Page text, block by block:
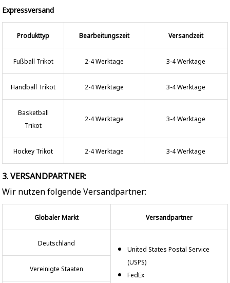
Expressversand
Produkttyp Bearbeitungszeit Versandzeit
Fußball Trikot 2-4 Werktage 3-4 Werktage
Handball Trikot 2-4 Werktage 3-4 Werktage
Basketball
Trikot
2-4 Werktage 3-4 Werktage
Hockey Trikot 2-4 Werktage 3-4 Werktage
3. VERSANDPARTNER:
Wir nutzen folgende Versandpartner:
Globaler Markt Versandpartner
Deutschland
United States Postal Service
(USPS)
FedEx
Vereinigte Staaten